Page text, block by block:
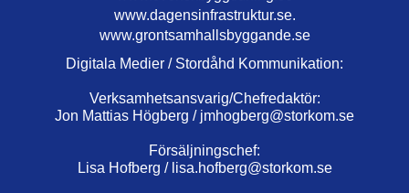
www.dagensinfrastruktur.se.
www.grontsamhallsbyggande.se
Digitala Medier / Stordåhd Kommunikation:
Verksamhetsansvarig/Chefredaktör:
Jon Mattias Högberg / jmhogberg@storkom.se
Försäljningschef:
Lisa Hofberg / lisa.hofberg@storkom.se